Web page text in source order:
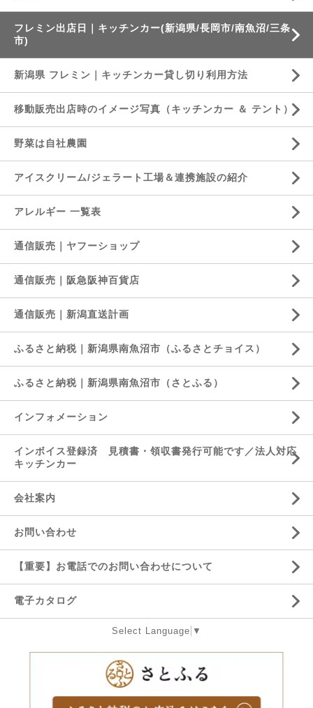
フレミン出店日｜キッチンカー(新潟県/長岡市/南魚沼/三条
市)
新潟県 フレミン｜キッチンカー貸し切り利用方法
移動販売出店時のイメージ写真（キッチンカー ＆ テント）
野菜は自社農園
アイスクリーム/ジェラート工場＆連携施設の紹介
アレルギー 一覧表
通信販売｜ヤフーショップ
通信販売｜阪急阪神百貨店
通信販売｜新潟直送計画
ふるさと納税｜新潟県南魚沼市（ふるさとチョイス）
ふるさと納税｜新潟県南魚沼市（さとふる）
インフォメーション
インボイス登録済 見積書・領収書発行可能です／法人対応
キッチンカー
会社案内
お問い合わせ
【重要】お電話でのお問い合わせについて
電子カタログ
Select Language ▼